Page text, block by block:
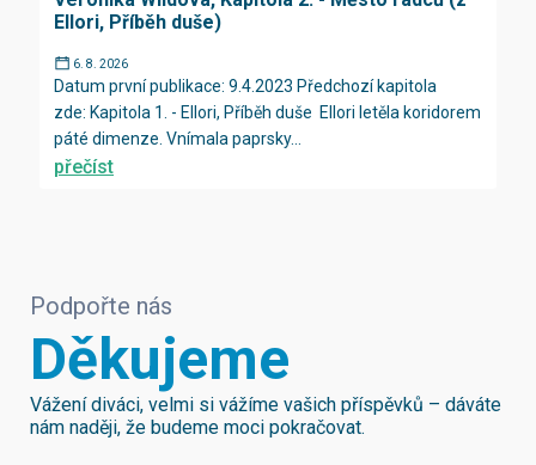
Ellori, Příběh duše)
6. 8. 2026
Datum první publikace: 9.4.2023 Předchozí kapitola
zde: Kapitola 1. - Ellori, Příběh duše Ellori letěla koridorem
páté dimenze. Vnímala paprsky...
přečíst
Podpořte nás
Děkujeme
Vážení diváci, velmi si vážíme vašich příspěvků – dáváte
nám naději, že budeme moci pokračovat.